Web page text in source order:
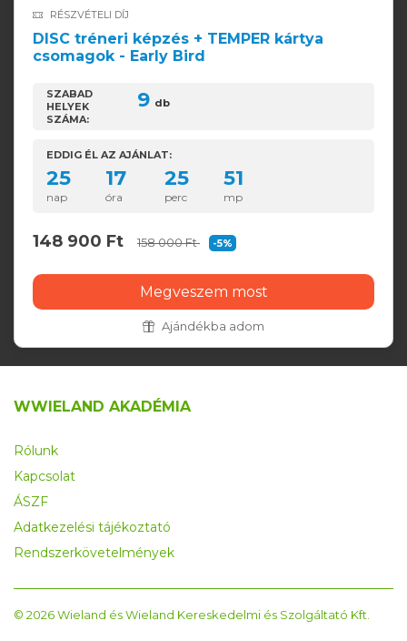
RÉSZVÉTELI DÍJ
DISC tréneri képzés + TEMPER kártya
csomagok - Early Bird
SZABAD
HELYEK
SZÁMA:
9 db
EDDIG ÉL AZ AJÁNLAT:
25 17 25 50
nap óra perc mp
148 900 Ft 158 000 Ft -5%
Megveszem most
Ajándékba adom
WWIELAND AKADÉMIA
Rólunk
Kapcsolat
ÁSZF
Adatkezelési tájékoztató
Rendszerkövetelmények
© 2026 Wieland és Wieland Kereskedelmi és Szolgáltató Kft.